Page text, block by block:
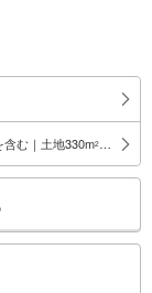
む｜土地330m2以上